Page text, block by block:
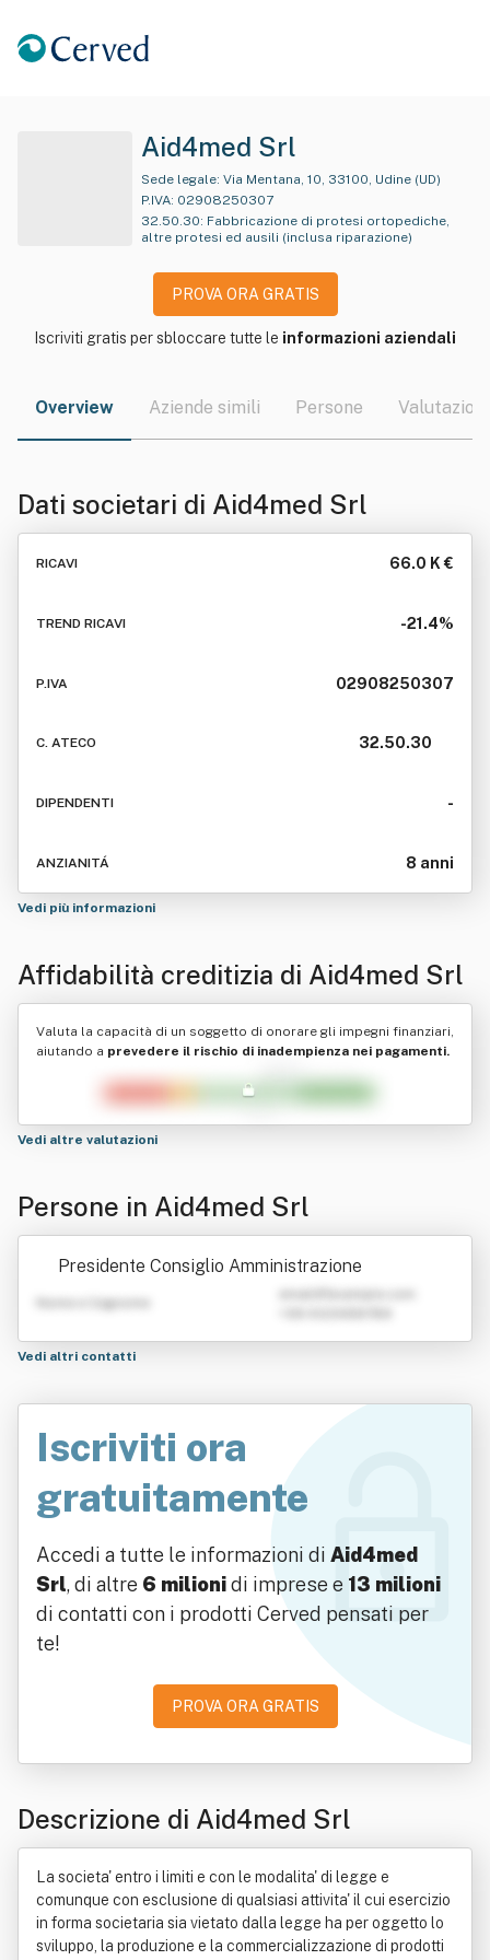
Aid4med Srl
Sede legale: Via Mentana, 10, 33100, Udine (UD)
P.IVA: 02908250307
32.50.30: Fabbricazione di protesi ortopediche,
altre protesi ed ausili (inclusa riparazione)
PROVA ORA GRATIS
Iscriviti gratis per sbloccare tutte le informazioni aziendali
Overview Aziende simili Persone Valutazioni
Dati societari di Aid4med Srl
RICAVI 66.0 K €
TREND RICAVI -21.4%
P.IVA 02908250307
C. ATECO 32.50.30
DIPENDENTI -
ANZIANITÁ 8 anni
Vedi più informazioni
Affidabilità creditizia di Aid4med Srl
Valuta la capacità di un soggetto di onorare gli impegni finanziari,
aiutando a prevedere il rischio di inadempienza nei pagamenti.
Vedi altre valutazioni
Persone in Aid4med Srl
Presidente Consiglio Amministrazione
Nome e Cognome
Vedi altri contatti
Iscriviti ora
gratuitamente
Accedi a tutte le informazioni di Aid4med
Srl, di altre 6 milionidi imprese e 13 milioni
di contatti con i prodotti Cerved pensati per
te!
PROVA ORA GRATIS
Descrizione di Aid4med Srl
La societa' entro i limiti e con le modalita' di legge e
comunque con esclusione di qualsiasi attivita' il cui esercizio
in forma societaria sia vietato dalla legge ha per oggetto lo
sviluppo, la produzione e la commercializzazione di prodotti